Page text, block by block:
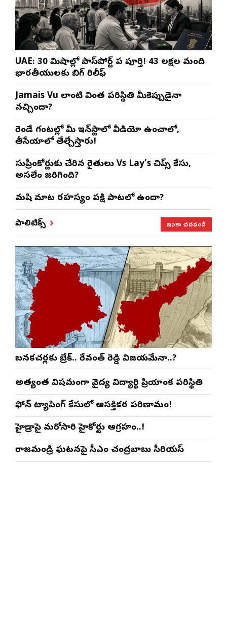
UAE: 30 నిమిషాల్లో పాస్‌పోర్ట్ పని పూర్తి! 43 లక్షల మంది
భారతీయులకు బిగ్ రిలీఫ్
Jamais Vu లాంటి వింత పరిస్థితి మీకెప్పుడైనా
వచ్చిందా?
రెండే గంటల్లో మీ ఇన్‌స్టాలో వీడియో ఉంచాలో,
తీసేయాలో తేల్చేస్తారు!
సుప్రీంకోర్టుకు చేరిన రైతులు Vs Lay’s చిప్స్‌ కేసు,
అసలేం జరిగింది?
మనిషి మాట రహస్యం పక్షి పాటలో ఉందా?
పాలిటిక్స్ ఇంకా చదవండి
బనకచర్లకు బ్రేక్.. రేవంత్ రెడ్డి విజయమేనా..?
అత్యంత విషమంగా వైద్య విద్యార్థిని ప్రియాంక పరిస్థితి
ఫోన్ ట్యాపింగ్ కేసులో ఆసక్తికర పరిణామం!
హైడ్రాపై మరోసారి హైకోర్టు ఆగ్రహం..!
రాజమండ్రి ఘటనపై సీఎం చంద్రబాబు సీరియస్